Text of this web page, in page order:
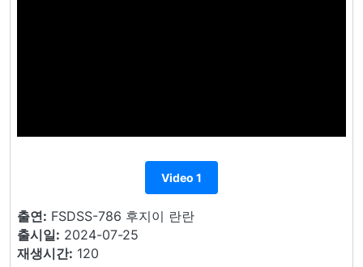
Video 1
출연: FSDSS-786 후지이 란란
출시일: 2024-07-25
재생시간: 120